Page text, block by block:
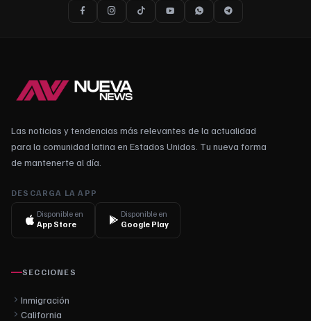
Las noticias y tendencias más relevantes de la actualidad
para la comunidad latina en Estados Unidos. Tu nueva forma
de mantenerte al día.
DESCARGA LA APP
Disponible en
App Store
Disponible en
Google Play
SECCIONES
Inmigración
California